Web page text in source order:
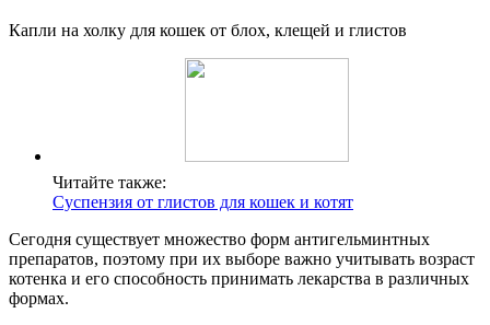
Капли на холку для кошек от блох, клещей и глистов
Читайте также:
Суспензия от глистов для кошек и котят
Сегодня существует множество форм антигельминтных
препаратов, поэтому при их выборе важно учитывать возраст
котенка и его способность принимать лекарства в различных
формах.